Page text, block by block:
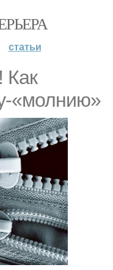
статьи
Как
«молнию»